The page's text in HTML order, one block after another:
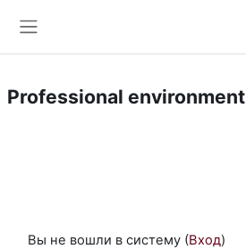
Professional environment
Вы не вошли в систему (Вход)